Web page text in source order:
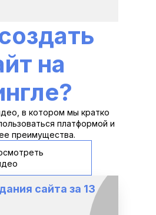
на
в котором мы кратко
платформой и
преимущества.
сайта за 13